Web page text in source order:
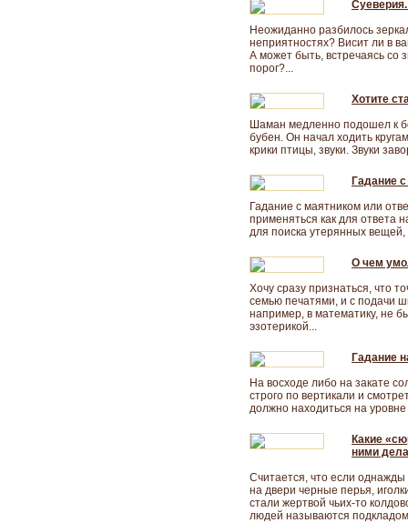
Неожиданно разбилось
неприятностях? Висит ли в
А может быть, встречаясь со
порог?...
Хотите
Шаман медленно подошел к
бубен. Он начал ходить
крики птицы, звуки. Звуки
Гадание
Гадание с маятником или
применяться как для ответа
для поиска утерянных
О чем
Хочу сразу признаться, что
семью печатями, и с подачи
например, в математику, не
эзотерикой...
Гадание
Ha восходе либо на закате
строго по вертикали и
должно находиться на уровне
Какие
ними
Считается, что если
на двери черные перья,
стали жертвой чьих-то
людей называются